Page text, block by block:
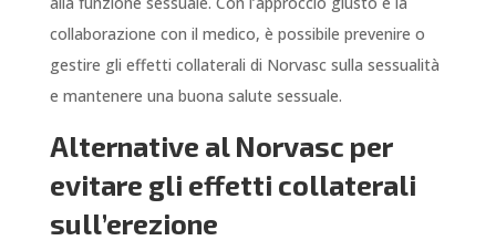
collaborazione con il medico, è possibile prevenire o
gestire gli effetti collaterali di Norvasc sulla sessualità
e mantenere una buona salute sessuale.
Alternative al Norvasc per
evitare gli effetti collaterali
sull’erezione